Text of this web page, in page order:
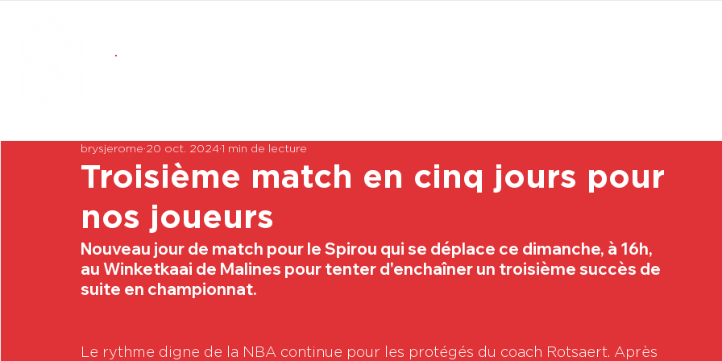
Troisième match en cinq jours pour
nos joueurs
brysjerome 20 oct. 2024 1 min de lecture
Nouveau jour de match pour le Spirou qui se déplace ce dimanche, à 16h,
au Winketkaai de Malines pour tenter d'enchaîner un troisième succès de
suite en championnat.
Le rythme digne de la NBA continue pour les protégés du coach Rotsaert. Après